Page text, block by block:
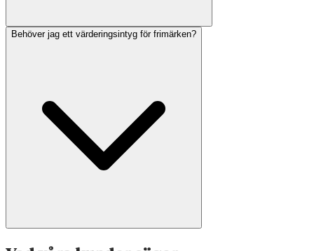
Behöver jag ett värderingsintyg för frimärken?